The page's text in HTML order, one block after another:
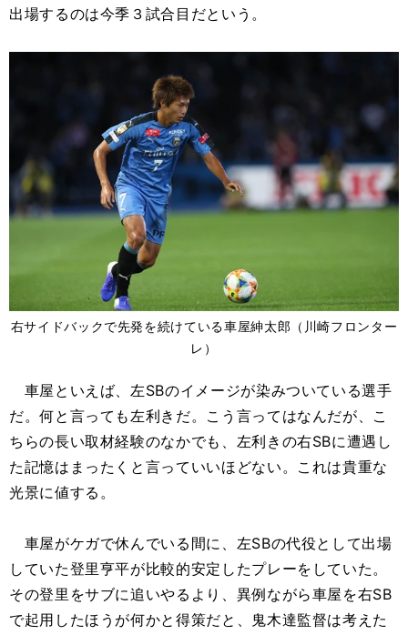
出場するのは今季３試合目だという。
右サイドバックで先発を続けている車屋紳太郎（川崎フロンター
レ）
車屋といえば、左SBのイメージが染みついている選手
だ。何と言っても左利きだ。こう言ってはなんだが、こ
ちらの長い取材経験のなかでも、左利きの右SBに遭遇し
た記憶はまったくと言っていいほどない。これは貴重な
光景に値する。
車屋がケガで休んでいる間に、左SBの代役として出場
していた登里亨平が比較的安定したプレーをしていた。
その登里をサブに追いやるより、異例ながら車屋を右SB
で起用したほうが何かと得策だと、鬼木達監督は考えた